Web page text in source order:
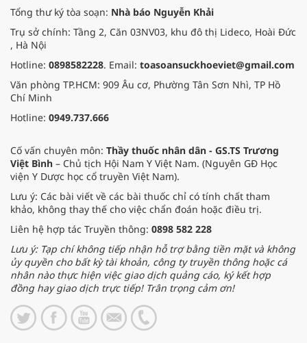
Tổng thư ký tòa soạn: Nhà báo Nguyễn Khải
Trụ sở chính: Tầng 2, Căn 03NV03, khu đô thị Lideco, Hoài Đức
, Hà Nội
Hotline: 0898582228. Email: toasoansuckhoeviet@gmail.com
Văn phòng TP.HCM: 909 Âu cơ, Phường Tân Sơn Nhì, TP Hồ
Chí Minh
Hotline: 0949.737.666
Cố vấn chuyên môn: Thầy thuốc nhân dân - GS.TS Trương
Việt Bình – Chủ tịch Hội Nam Y Việt Nam. (Nguyên GĐ Học
viện Y Dược học cổ truyền Việt Nam).
Lưu ý: Các bài viết về các bài thuốc chỉ có tính chất tham
khảo, không thay thế cho việc chẩn đoán hoặc điều trị.
Liên hệ hợp tác Truyền thông: 0898 582 228
Lưu ý: Tạp chí không tiếp nhận hỗ trợ bằng tiền mặt và không
ủy quyền cho bất kỳ tài khoản, công ty truyền thông hoặc cá
nhân nào thực hiện việc giao dịch quảng cáo, ký kết hợp
đồng hay giao dịch trực tiếp! Trân trọng cảm ơn!